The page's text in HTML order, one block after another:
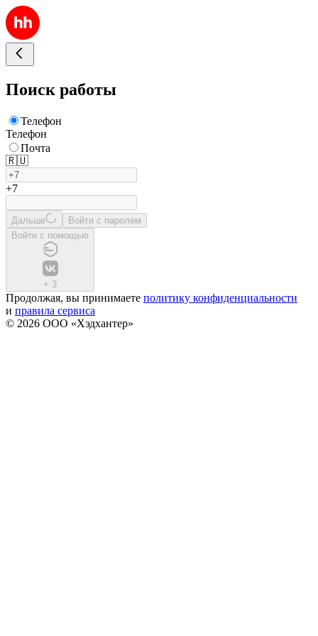
Поиск работы
Телефон
Телефон
Почта
🇷🇺
+7
Дальше
Войти с паролем
Войти с помощью
+ 3
Продолжая, вы принимаете политику конфиденциальности
и правила сервиса
© 2026 ООО «Хэдхантер»